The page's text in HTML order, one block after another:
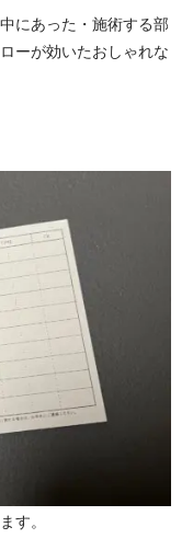
にあった・施術する部
ーが効いたおしゃれな
す。